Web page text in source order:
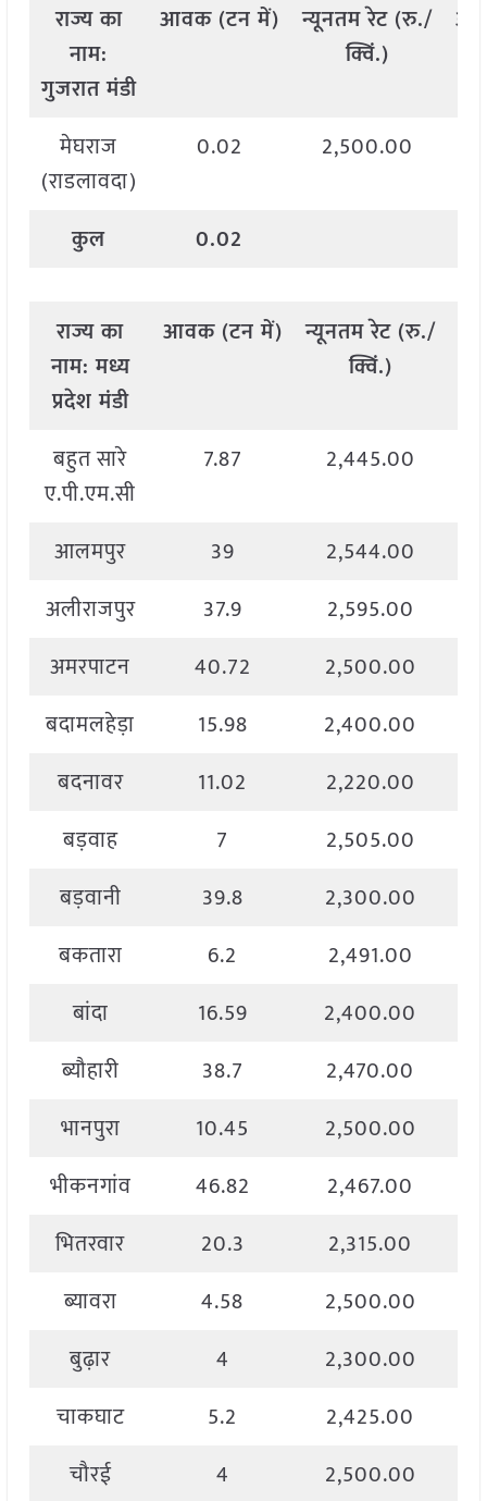
राज्यका
नाम:
गुजरात मंडी
आवक (टनमें) न्यूनतमरेट (रु./
क्विं.)
मेघराज
(राडलावदा)
0.02 2,500.00
कुल 0.02
राज्यका
नाम:मध्य
प्रदेश मंडी
आवक (टनमें) न्यूनतमरेट (रु./
क्विं.)
बहुत सारे
ए.पी.एम.सी
7.87 2,445.00
आलमपुर 39
2,544.00
अलीराजपुर
37.9
2,595.00
अमरपाटन
40.72
2,500.00
बदामलहेड़ा
15.98
2,400.00
बदनावर
11.02
2,220.00
बड़वाह
7
2,505.00
बड़वानी
39.8
2,300.00
बकतारा
6.2
2,491.00
बांदा
16.59
2,400.00
ब्यौहारी
38.7
2,470.00
भानपुरा
10.45
2,500.00
भीकनगांव
46.82
2,467.00
भितरवार
20.3
2,315.00
ब्यावरा
4.58
2,500.00
बुढ़ार
4
2,300.00
चाकघाट
5.2
2,425.00
चौरई
4 2,500.00